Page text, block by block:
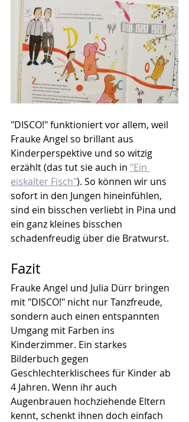
"DISCO!" funktioniert vor allem, weil
Frauke Angel so brillant aus
Kinderperspektive und so witzig
erzählt (das tut sie auch in "Ein
eiskalter Fisch"). So können wir uns
sofort in den Jungen hineinfühlen,
sind ein bisschen verliebt in Pina und
ein ganz kleines bisschen
schadenfreudig über die Bratwurst.
Fazit
Frauke Angel und Julia Dürr bringen
mit "DISCO!" nicht nur Tanzfreude,
sondern auch einen entspannten
Umgang mit Farben ins
Kinderzimmer. Ein starkes
Bilderbuch gegen
Geschlechterklischees für Kinder ab
4 Jahren. Wenn ihr auch
Augenbrauen hochziehende Eltern
kennt, schenkt ihnen doch einfach